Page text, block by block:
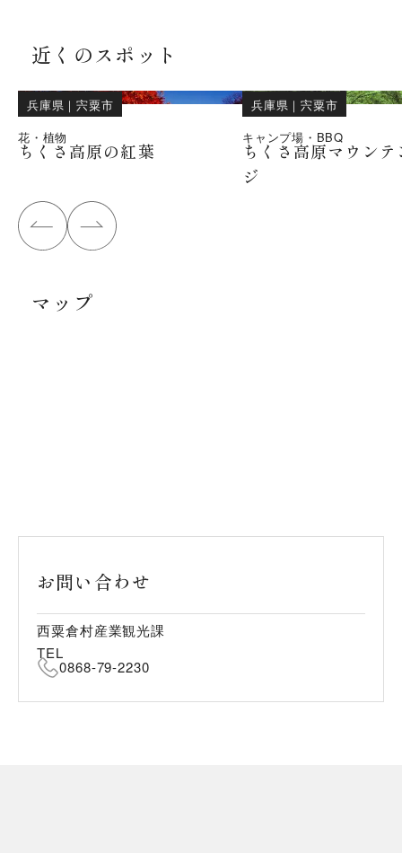
近くのスポット
兵庫県 ｜宍粟市
花・植物
ちくさ高原の紅葉
兵庫県 ｜宍粟市
キャンプ場・BBQ
ちくさ高原マウン
ジ
マップ
お問い合わせ
西粟倉村産業観光課
TEL
0868-79-2230